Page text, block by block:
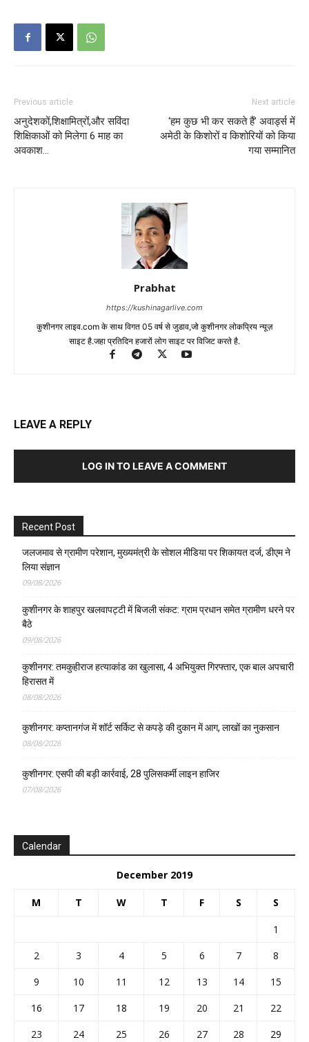
Previous article
अनुदेशकों,शिक्षामित्रों,और सविंदा
शिक्षिकाओं को मिलेगा 6 माह का
अवकाश…
Next article
‘हम कुछ भी कर सकते हैं’ अवार्ड्स में
अमेठी के किशोरों व किशोरियों को किया
गया सम्मानित
Prabhat
https://kushinagarlive.com
कुशीनगर लाइव.com के साथ विगत 05 वर्ष से जुडाव,जो कुशीनगर लोकप्रिय न्यूज़
साइट है.जहा प्रतिदिन हजारों लोग साइट पर विजिट करते है.
LEAVE A REPLY
LOG IN TO LEAVE A COMMENT
Recent Post
जलजमाव से ग्रामीण परेशान, मुख्यमंत्री के सोशल मीडिया पर शिकायत दर्ज, डीएम ने
लिया संज्ञान
09/08/2026
कुशीनगर के शाहपुर खलवापट्टी में बिजली संकट: ग्राम प्रधान समेत ग्रामीण धरने पर
बैठे
09/08/2026
कुशीनगर: तमकुहीराज हत्याकांड का खुलासा, 4 अभियुक्त गिरफ्तार, एक बाल अपचारी
हिरासत में
08/08/2026
कुशीनगर: कप्तानगंज में शॉर्ट सर्किट से कपड़े की दुकान में आग, लाखों का नुकसान
08/08/2026
कुशीनगर: एसपी की बड़ी कार्रवाई, 28 पुलिसकर्मी लाइन हाजिर
07/08/2026
Calendar
December 2019
M T W T F S S
1
2
3 4 5 6 7
8
9
10 11 12 13 14
15
16
17 18 19 20 21
22
23
24 25 26 27 28
29